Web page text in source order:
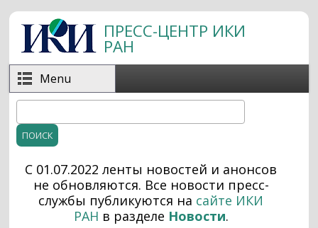
Перейти к основному содержанию
ПРЕСС-ЦЕНТР ИКИ
РАН
Menu
Форма поиска
С 01.07.2022 ленты новостей и анонсов
не обновляются. Все новости пресс-
службы публикуются на сайте ИКИ
РАН в разделе Новости.